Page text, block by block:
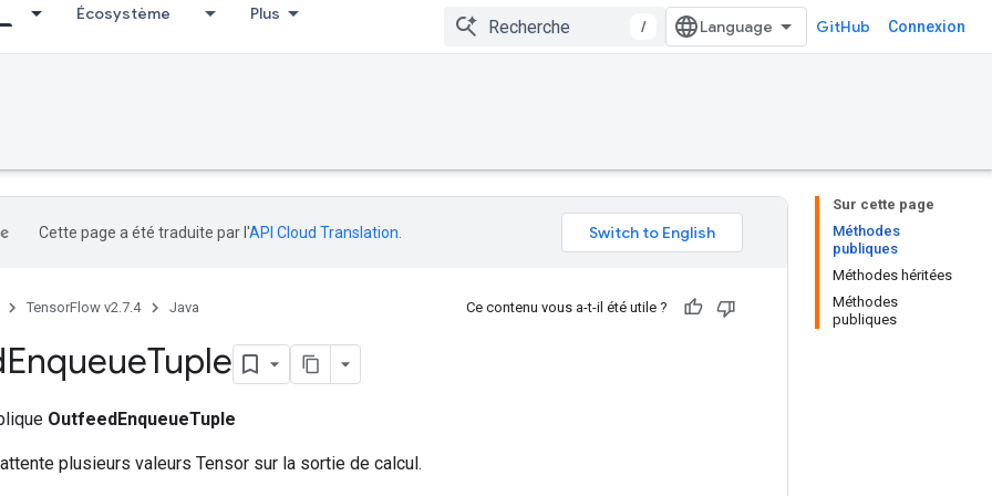
Écosystème Plus
/ GitHub Connexion
Sur cette page
Méthodes
publiques
Méthodes héritées
Méthodes
publiques
Cette page a été traduite par l'API Cloud Translation
TensorFlow v2.7.4 Java Ce contenu vous a-t-il été utile ?
EnqueueTuple
OutfeedEnqueueTuple
plusieurs valeurs Tensor sur la sortie de calcul.